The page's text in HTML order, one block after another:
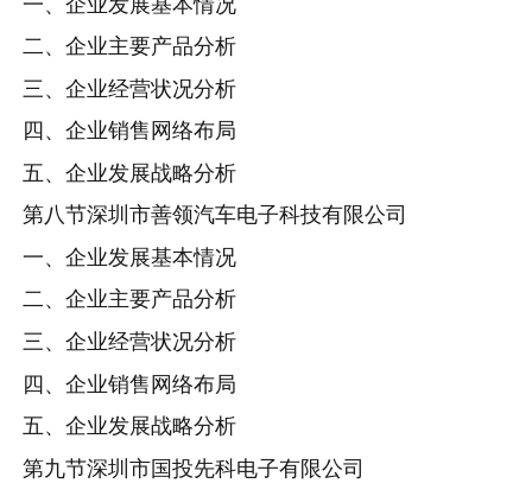
二、企业主要产品分析
三、企业经营状况分析
四、企业销售网络布局
五、企业发展战略分析
第八节深圳市善领汽车电子科技有限公司
一、企业发展基本情况
二、企业主要产品分析
三、企业经营状况分析
四、企业销售网络布局
五、企业发展战略分析
第九节深圳市国投先科电子有限公司